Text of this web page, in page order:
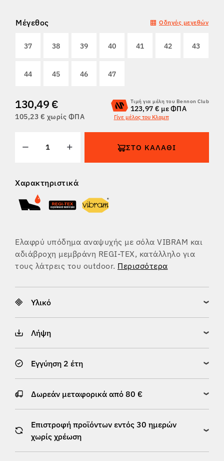
ΕΠΙΣΤΡΟΦΈΣ
Μέγεθος Οδηγός μεγεθών
37 38 39 40 41 42 43
44 45 46 47
130,49 €
105,23 € χωρίς ΦΠΑ
Τιμή για μέλη του Bennon Club
123,97 € με ΦΠΑ
Γίνε μέλος του Κλαμπ
ΣΤΟ ΚΑΛΆΘΙ
Χαρακτηριστικά
Ελαφρύ υπόδημα αναψυχής με σόλα VIBRAM και
αδιάβροχη μεμβράνη REGI-TEX, κατάλληλο για
τους λάτρεις του outdoor. Περισσότερα
Υλικό
Λήψη
Εγγύηση 2 έτη
Δωρεάν μεταφορικά από 80 €
Επιστροφή προϊόντων εντός 30 ημερών
χωρίς χρέωση